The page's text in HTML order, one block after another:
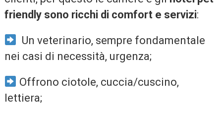
friendly sono ricchi di comfort e servizi:
Un veterinario, sempre fondamentale
nei casi di necessità, urgenza;
Offrono ciotole, cuccia/cuscino,
lettiera;